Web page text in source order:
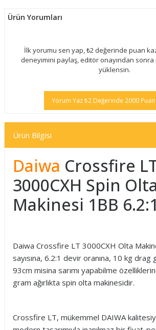
Ürün Yorumları
İlk yorumu sen yap, ₺2 değerinde puan
deneyimini paylaş, editör onayından sonra
yüklensin.
Yorum Yaz ₺2 Değerinde 2000
Ürün Bilgisi
Daiwa Crossfire
3000CXH Spin
Makinesi 1BB 6.2:1
Daiwa Crossfire LT 3000CXH Olta
sayısına, 6.2:1 devir oranına, 10 kg
93cm misina sarımı yapabilme
gram ağırlıkta spin olta makinesidir.
Crossfire LT, mükemmel DAIWA